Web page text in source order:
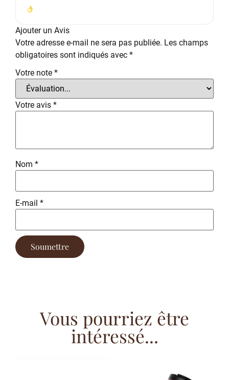
Ajouter un Avis
Votre adresse e-mail ne sera pas publiée. Les champs
obligatoires sont indiqués avec *
Votre note *
Votre avis *
Nom *
E-mail *
Vous pourriez être
intéressé...